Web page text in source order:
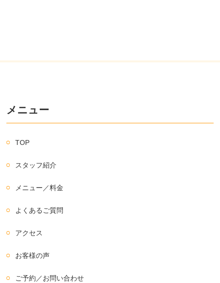
メニュー
TOP
スタッフ紹介
メニュー／料金
よくあるご質問
アクセス
お客様の声
ご予約／お問い合わせ